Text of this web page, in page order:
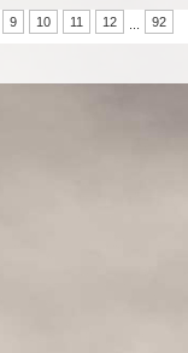
9 10 11 12 92